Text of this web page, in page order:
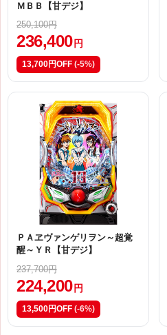
ＭＢＢ【甘デジ】
250,100円
236,400 円
13,700円OFF (-5%)
ＰＡヱヴァンゲリヲン～超覚
醒～ＹＲ【甘デジ】
237,700円
224,200 円
13,500円OFF (-6%)